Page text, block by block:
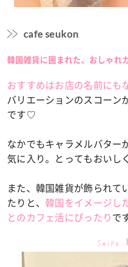
cafe seukon
韓国雑貨に囲まれた、おしゃれ
おすすめはお店の名前にも
バリエーションのスコーン
です♡
なかでもキャラメルバター
気に入り。とってもおいし
また、韓国雑貨が飾られて
たりと、韓国をイメージし
とのカフェ活にぴったりで